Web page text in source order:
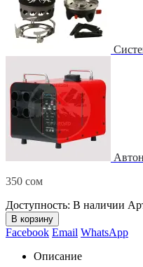
350 сом
Доступность: В наличии
В корзину
Facebook Email WhatsApp
Описание